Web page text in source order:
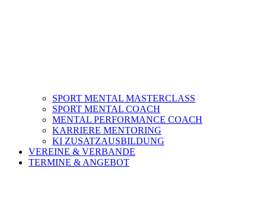
SPORT MENTAL MASTERCLASS
SPORT MENTAL COACH
MENTAL PERFORMANCE COACH
KARRIERE MENTORING
KI ZUSATZAUSBILDUNG
VEREINE & VERBANDE
TERMINE & ANGEBOT